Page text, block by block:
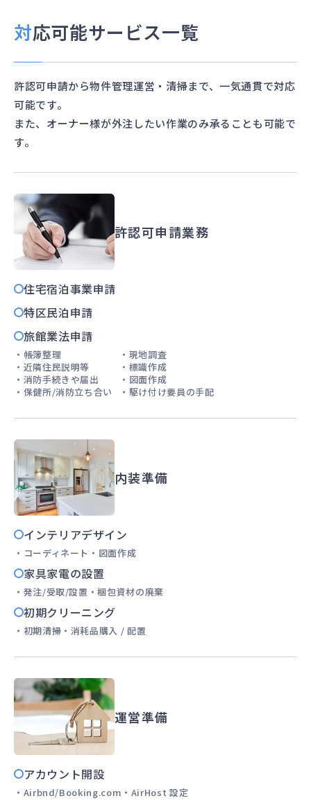
対応可能サービス一覧
許認可申請から物件管理運営・清掃まで、一気通貫で対応
可能です。
また、オーナー様が外注したい作業のみ承ることも可能で
す。
許認可申請業務
住宅宿泊事業申請
特区民泊申請
旅館業法申請
帳簿整理
現地調査
近隣住民説明等
標識作成
消防手続きや届出
図面作成
保健所/消防立ち合い
駆け付け要員の手配
内装準備
インテリアデザイン
コーディネート 図面作成
家具家電の設置
発注/受取/設置 梱包資材の廃棄
初期クリーニング
初期清掃 消耗品購入 / 配置
運営準備
アカウント開設
Airbnd/Booking.com AirHost 設定